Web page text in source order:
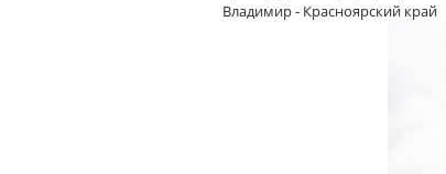
Владимир - Красноярский край